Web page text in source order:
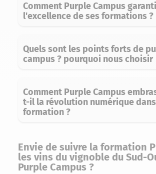
Comment Purple Campus
l'excellence de ses formations ?
Quels sont les points forts de
campus ? pourquoi nous choisir
Comment Purple Campus
t-il la révolution numérique
formation ?
Envie de suivre la formation
les vins du vignoble du Sud-
Purple Campus ?